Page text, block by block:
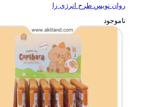
روان نویس طرح انرژی زا
ناموجود